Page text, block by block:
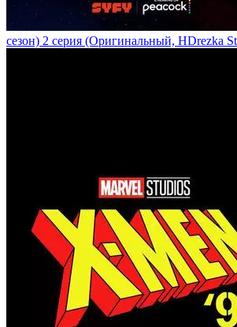
сезон) 2 серия (Оригинальный, HDrezka